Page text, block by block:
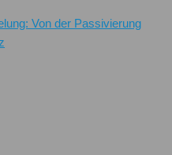
Von der Passivierung